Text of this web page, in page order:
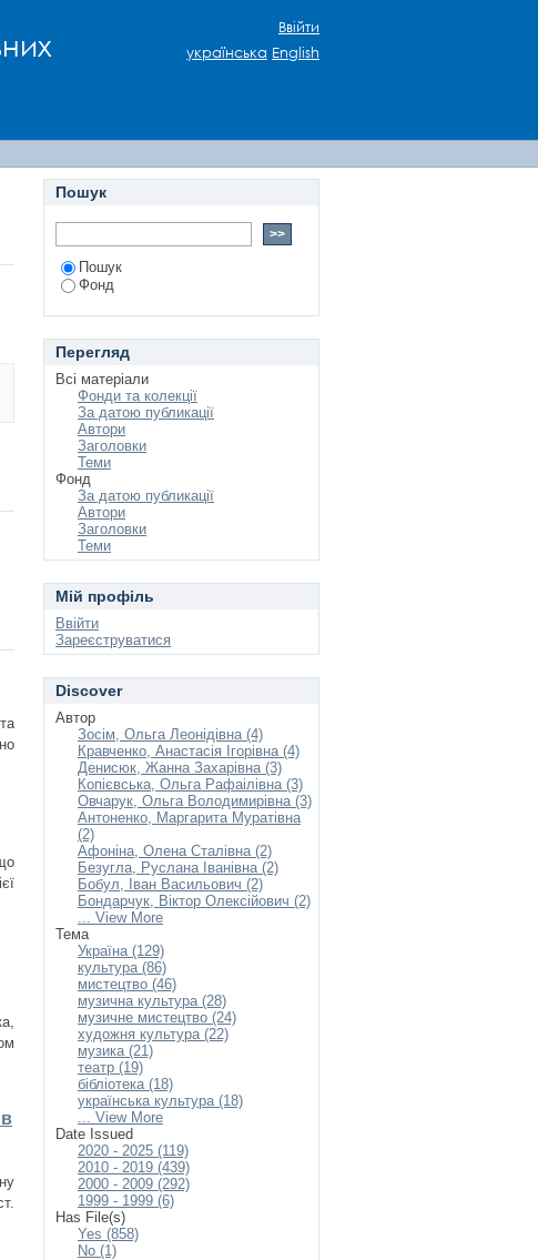
Ввійти
українська English
Пошук
Пошук
Фонд
Перегляд
Всі матеріали
Фонди та колекції
За датою публикації
Автори
Заголовки
Теми
Фонд
За датою публикації
Автори
Заголовки
Теми
Мій профіль
Ввійти
Зареєструватися
Discover
Автор
Зосім, Ольга Леонідівна (4)
Кравченко, Анастасія Ігорівна (4)
Денисюк, Жанна Захарівна (3)
Копієвська, Ольга Рафаілівна (3)
Овчарук, Ольга Володимирівна (3)
Антоненко, Маргарита Муратівна
(2)
Афоніна, Олена Сталівна (2)
Безугла, Руслана Іванівна (2)
Бобул, Іван Васильович (2)
Бондарчук, Віктор Олексійович (2)
... View More
Тема
Україна (129)
культура (86)
мистецтво (46)
музична культура (28)
музичне мистецтво (24)
художня культура (22)
музика (21)
театр (19)
бібліотека (18)
українська культура (18)
... View More
Date Issued
2020 - 2025 (119)
2010 - 2019 (439)
2000 - 2009 (292)
1999 - 1999 (6)
Has File(s)
Yes (858)
No (1)